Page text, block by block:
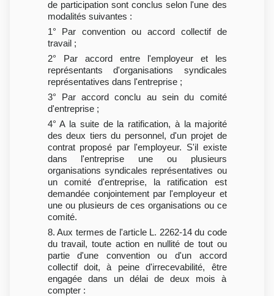
de participation sont conclus selon l'une des
modalités suivantes :
1° Par convention ou accord collectif de
travail ;
2° Par accord entre l'employeur et les
représentants d'organisations syndicales
représentatives dans l'entreprise ;
3° Par accord conclu au sein du comité
d'entreprise ;
4° A la suite de la ratification, à la majorité
des deux tiers du personnel, d'un projet de
contrat proposé par l'employeur. S'il existe
dans l'entreprise une ou plusieurs
organisations syndicales représentatives ou
un comité d'entreprise, la ratification est
demandée conjointement par l'employeur et
une ou plusieurs de ces organisations ou ce
comité.
8. Aux termes de l'article L. 2262-14 du code
du travail, toute action en nullité de tout ou
partie d'une convention ou d'un accord
collectif doit, à peine d'irrecevabilité, être
engagée dans un délai de deux mois à
compter :